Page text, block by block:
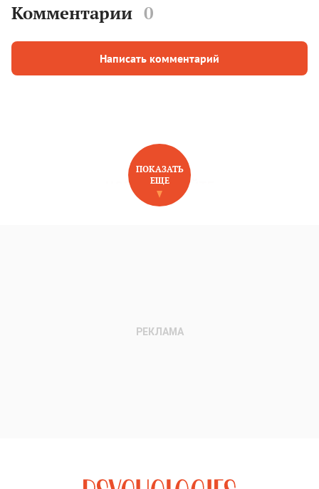
Комментарии 0
Написать комментарий
НОВОЕ НА САЙТЕ
ПОКАЗАТЬ
ЕЩЕ